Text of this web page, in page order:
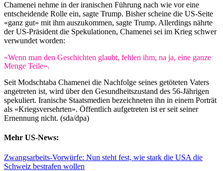
Chamenei nehme in der iranischen Führung nach wie vor eine
entscheidende Rolle ein, sagte Trump. Bisher scheine die US-Seite
«ganz gut» mit ihm auszukommen, sagte Trump. Allerdings nährte
der US-Präsident die Spekulationen, Chamenei sei im Krieg schwer
verwundet worden:
«Wenn man den Geschichten glaubt, fehlen ihm, na ja, eine ganze
Menge Teile».
Seit Modschtaba Chamenei die Nachfolge seines getöteten Vaters
angetreten ist, wird über den Gesundheitszustand des 56-Jährigen
spekuliert. Iranische Staatsmedien bezeichneten ihn in einem Porträt
als «Kriegsversehrten». Öffentlich aufgetreten ist er seit seiner
Ernennung nicht. (sda/dpa)
Mehr US-News:
Zwangsarbeits-Vorwürfe: Nun steht fest, wie stark die USA die
Schweiz bestrafen wollen